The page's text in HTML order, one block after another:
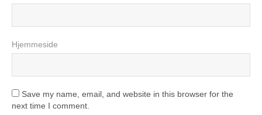
Hjemmeside
Save my name, email, and website in this browser for the
next time I comment.